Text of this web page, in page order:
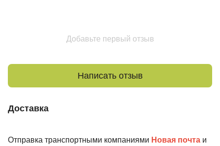
Добавьте первый отзыв
Написать отзыв
Доставка
Отправка транспортными компаниями Новая почта и